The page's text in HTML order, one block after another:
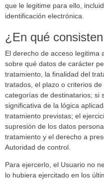
que le legitime para ello,
identificación electrónica.
¿En qué
El derecho de acceso legitima
sobre qué datos de carácter
tratamiento, la finalidad del
tratados, el plazo o criterios
categorías de destinatarios; si
significativa de la lógica
tratamiento previstas; el
supresión de los datos
tratamiento y el derecho a
Autoridad de control.
Para ejercerlo, el Usuario no
lo hubiera ejercitado en los